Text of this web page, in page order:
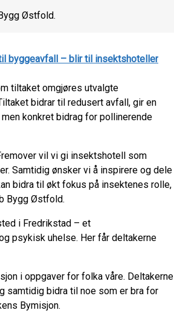
Østfold.
byggeavfall – blir til insektshoteller
tiltaket omgjøres utvalgte
bidrar til redusert avfall, gir en
konkret bidrag for pollinerende
vil vi gi insektshotell som
Samtidig ønsker vi å inspirere og dele
bidra til økt fokus på insektenes rolle,
Bygg Østfold.
i Fredrikstad – et
psykisk uhelse. Her får deltakerne
i oppgaver for folka våre. Deltakerne
samtidig bidra til noe som er bra for
Bymisjon.